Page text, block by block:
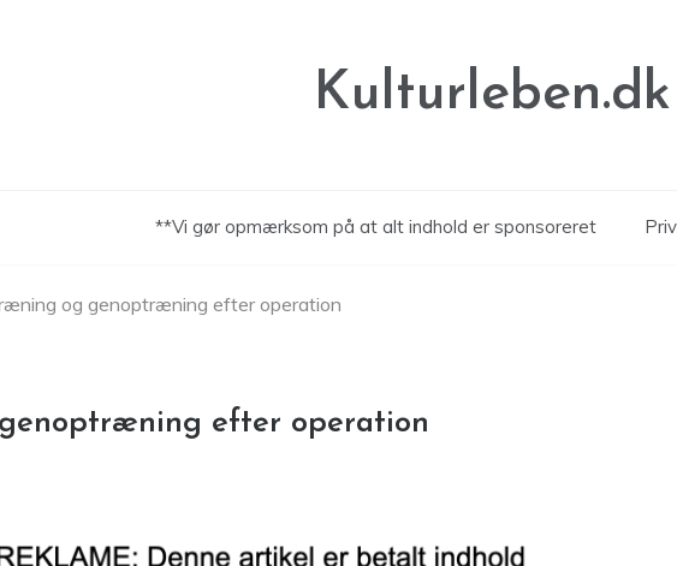
Kulturleben.dk
**Vi gør opmærksom på at alt indhold er sponsoreret
og genoptræning efter operation
efter operation